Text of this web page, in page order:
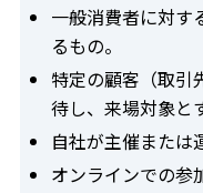
一般消費者に対す
るもの。
特定の顧客（取引
待し、来場対象と
自社が主催または
オンラインでの参